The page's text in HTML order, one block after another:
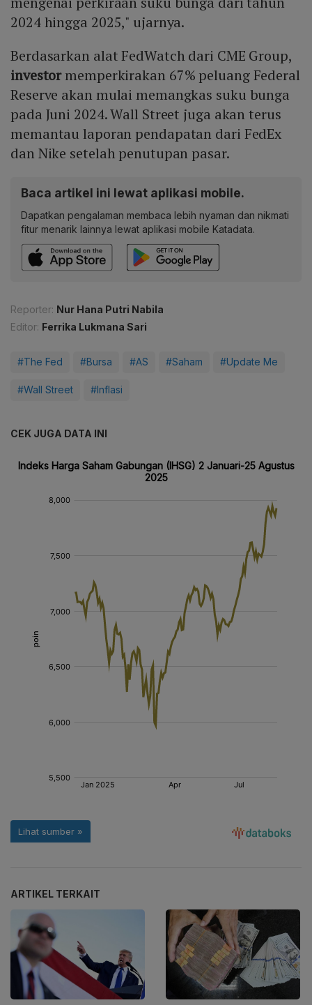
2024 hingga 2025," ujarnya.
Berdasarkan alat FedWatch dari CME Group,
investormemperkirakan 67% peluang Federal
Reserve akan mulai memangkas suku bunga
pada Juni 2024. Wall Street juga akan terus
memantau laporan pendapatan dari FedEx
dan Nike setelah penutupan pasar.
Baca artikel ini lewat aplikasi mobile.
Dapatkan pengalaman membaca lebih nyaman dan nikmati
fitur menarik lainnya lewat aplikasi mobile Katadata.
Reporter: Nur Hana Putri Nabila
Editor: Ferrika Lukmana Sari
#The Fed #Bursa #AS #Saham #Update Me
#Wall Street #Inflasi
CEK JUGA DATA INI
ARTIKEL TERKAIT